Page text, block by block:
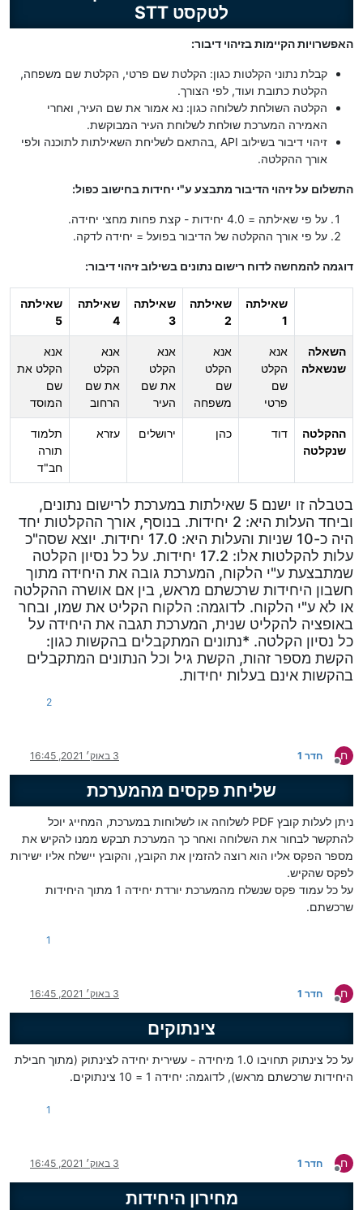
לטקסט STT
האפשרויות הקיימות בזיהוי דיבור:
קבלת נתוני הקלטות כגון: הקלטת שם פרטי, הקלטת שם משפחה,
הקלטת כתובת ועוד, לפי הצורך.
הקלטה השולחת לשלוחה כגון: נא אמור את שם העיר, ואחרי
האמירה המערכת שולחת לשלוחת העיר המבוקשת.
זיהוי דיבור בשילוב API ,בהתאם לשליחת השאילתות לתוכנה ולפי
אורך ההקלטה.
התשלום על זיהוי הדיבור מתבצע ע"י יחידות בחישוב כפול:
על פי שאילתה = 4.0 יחידות - קצת פחות מחצי יחידה.
על פי אורך ההקלטה של הדיבור בפועל = יחידה לדקה.
דוגמה להמחשה לדוח רישום נתונים בשילוב זיהוי דיבור:
שאילתה
1
שאילתה
2
שאילתה
3
שאילתה
4
שאילתה
5
השאלה
שנשאלה
אנא
הקלט
שם
פרטי
אנא
הקלט
שם
משפחה
אנא
הקלט
את שם
העיר
אנא
הקלט
את שם
הרחוב
אנא
הקלט את
שם
המוסד
ההקלטה
שנקלטה
דוד כהן ירושלים עזרא
תלמוד
תורה
חב"ד
בטבלה זו ישנם 5 שאילתות במערכת לרישום נתונים,
וביחד העלות היא: 2 יחידות. בנוסף, אורך ההקלטות יחד
היה כ-10 שניות והעלות היא: 17.0 יחידות. יוצא שסה"כ
עלות להקלטות אלו: 17.2 יחידות. על כל נסיון הקלטה
שמתבצעת ע"י הלקוח, המערכת גובה את היחידה מתוך
חשבון היחידות שרכשתם מראש, בין אם אושרה ההקלטה
או לא ע"י הלקוח. לדוגמה: הלקוח הקליט את שמו, ובחר
באופציה להקליט שנית, המערכת תגבה את היחידה על
כל נסיון הקלטה. *נתונים המתקבלים בהקשות כגון:
הקשת מספר זהות, הקשת גיל וכל הנתונים המתקבלים
בהקשות אינם בעלות יחידות.
2
ח
מנותק
חדר 1 3 באוק׳ 2021, 16:45
שליחת פקסים מהמערכת
ניתן לעלות קובץ PDF לשלוחה או לשלוחות במערכת, המחייג יוכל
להתקשר לבחור את השלוחה ואחר כך המערכת תבקש ממנו להקיש את
מספר הפקס אליו הוא רוצה להזמין את הקובץ, והקובץ יישלח אליו ישירות
לפקס שהקיש.
על כל עמוד פקס שנשלח מהמערכת יורדת יחידה 1 מתוך היחידות
שרכשתם.
1
ח
מנותק
חדר 1 3 באוק׳ 2021, 16:45
צינתוקים
על כל צינתוק תחויבו 1.0 מיחידה - עשירית יחידה לצינתוק (מתוך חבילת
היחידות שרכשתם מראש), לדוגמה: יחידה 1 = 10 צינתוקים.
1
ח
מנותק
חדר 1 3 באוק׳ 2021, 16:45
מחירון היחידות